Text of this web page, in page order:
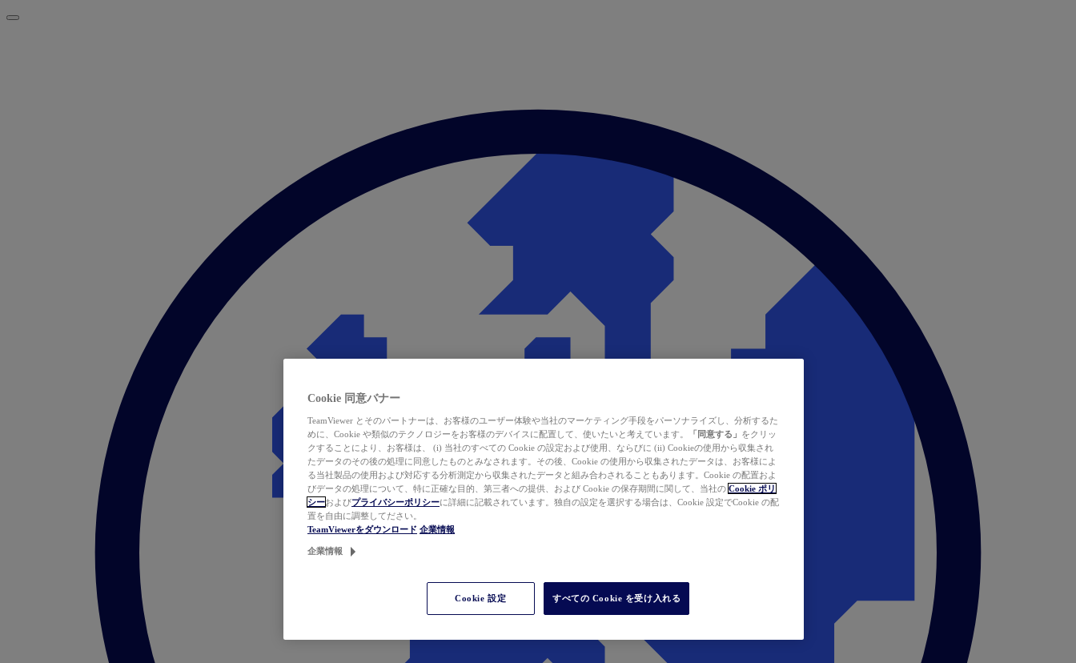
Cookie 同意バナー
TeamViewer とそのパートナーは、お客様のユーザー体験や当社のマーケティング手段をパーソナライズし、分析するた
めに、Cookie や類似のテクノロジーをお客様のデバイスに配置して、使いたいと考えています。
「同意する」 をクリッ
クすることにより、お客様は、 (i) 当社のすべての Cookie の設定および使用、ならびに (ii) Cookieの使用から収集され
たデータのその後の処理に同意したものとみなされます。その後、Cookie の使用から収集されたデータは、お客様によ
る当社製品の使用および対応する分析測定から収集されたデータと組み合わされることもあります。Cookie の配置およ
びデータの処理について、特に正確な目的、第三者への提供、および Cookie の保存期間に関して、当社の Cookie ポリ
シーおよびプライバシーポリシーに詳細に記載されています。独自の設定を選択する場合は、Cookie 設定でCookie の配
置を自由に調整してださい。
TeamViewerをダウンロード 企業情報
企業情報
Cookie 設定 すべての Cookie を受け入れる